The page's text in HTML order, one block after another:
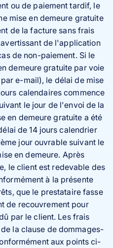
ou de paiement tardif, le
mise en demeure gratuite
de la facture sans frais
de l'application
de non-paiement. Si le
demeure gratuite par voie
e-mail), le délai de mise
calendaires commence
le jour de l'envoi de la
en demeure gratuite a été
de 14 jours calendrier
jour ouvrable suivant le
en demeure. Après
le client est redevable des
à la présente
que le prestataire fasse
de recouvrement pour
par le client. Les frais
la clause de dommages-
aux points ci-